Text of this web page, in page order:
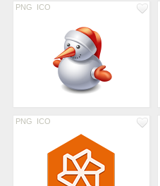
PNG ICO
PNG ICO